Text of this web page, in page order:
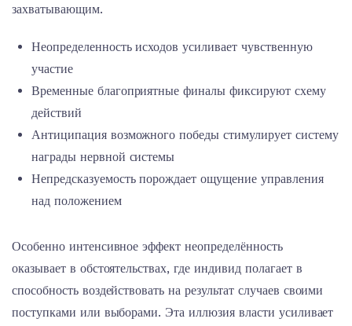
захватывающим.
Неопределенность исходов усиливает чувственную
участие
Временные благоприятные финалы фиксируют схему
действий
Антиципация возможного победы стимулирует систему
награды нервной системы
Непредсказуемость порождает ощущение управления
над положением
Особенно интенсивное эффект неопределённость
оказывает в обстоятельствах, где индивид полагает в
способность воздействовать на результат случаев своими
поступками или выборами. Эта иллюзия власти усиливает